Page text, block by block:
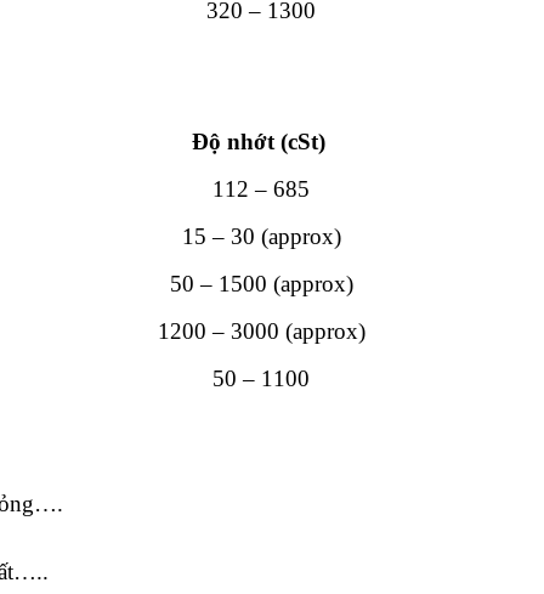
320 – 1300
Độ nhớt (cSt)
112 – 685
15 – 30 (approx)
50 – 1500 (approx)
1200 – 3000 (approx)
50 – 1100